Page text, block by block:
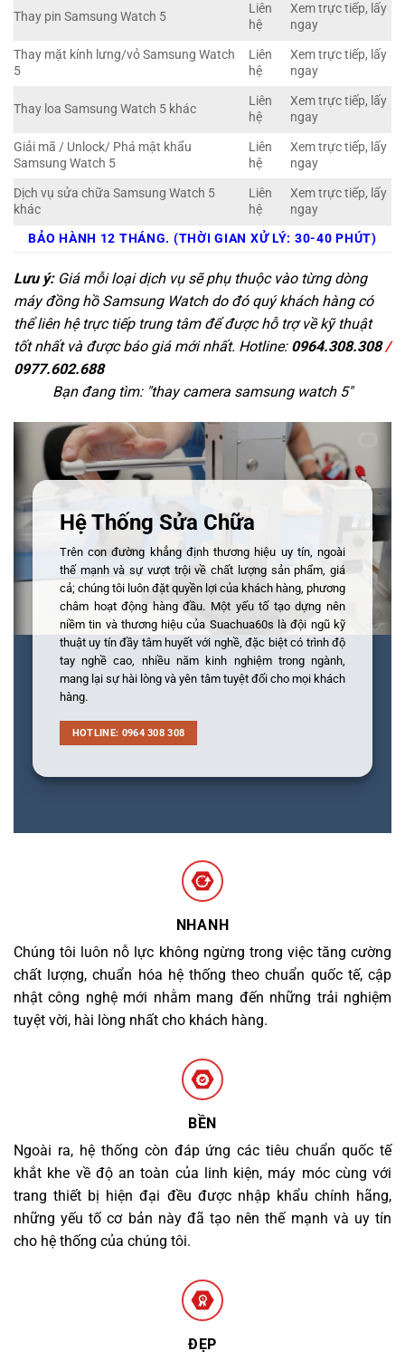
Thay pin Samsung Watch 5
Liên
hệ
Xem trực tiếp, lấy
ngay
Thay mặt kính lưng/vỏ Samsung Watch
5
Liên
hệ
Xem trực tiếp, lấy
ngay
Thay loa Samsung Watch 5 khác
Liên
hệ
Xem trực tiếp, lấy
ngay
Giải mã / Unlock/ Phá mật khẩu
Samsung Watch 5
Liên
hệ
Xem trực tiếp, lấy
ngay
Dịch vụ sửa chữa Samsung Watch 5
khác
Liên
hệ
Xem trực tiếp, lấy
ngay
BẢO HÀNH 12 THÁNG. (THỜI GIAN XỬ LÝ: 30-40 PHÚT)
Lưu ý:Giá mỗi loại dịch vụ sẽ phụ thuộc vào từng dòng
máy đồng hồ Samsung Watch do đó quý khách hàng có
thể liên hệ trực tiếp trung tâm để được hỗ trợ về kỹ thuật
tốt nhất và được báo giá mới nhất. Hotline: 0964.308.308/
0977.602.688
Bạn đang tìm: "thay camera samsung watch 5"
Hệ Thống Sửa Chữa
Trên con đường khẳng định thương hiệu uy tín, ngoài
thế mạnh và sự vượt trội về chất lượng sản phẩm, giá
cả; chúng tôi luôn đặt quyền lợi của khách hàng, phương
châm hoạt động hàng đầu. Một yếu tố tạo dựng nên
niềm tin và thương hiệu của Suachua60s là đội ngũ kỹ
thuật uy tín đầy tâm huyết với nghề, đặc biệt có trình độ
tay nghề cao, nhiều năm kinh nghiệm trong ngành,
mang lại sự hài lòng và yên tâm tuyệt đối cho mọi khách
hàng.
HOTLINE: 0964 308 308
NHANH
Chúng tôi luôn nỗ lực không ngừng trong việc tăng cường
chất lượng, chuẩn hóa hệ thống theo chuẩn quốc tế, cập
nhật công nghệ mới nhằm mang đến những trải nghiệm
tuyệt vời, hài lòng nhất cho khách hàng.
BỀN
Ngoài ra, hệ thống còn đáp ứng các tiêu chuẩn quốc tế
khắt khe về độ an toàn của linh kiện, máy móc cùng với
trang thiết bị hiện đại đều được nhập khẩu chính hãng,
những yếu tố cơ bản này đã tạo nên thế mạnh và uy tín
cho hệ thống của chúng tôi.
ĐẸP